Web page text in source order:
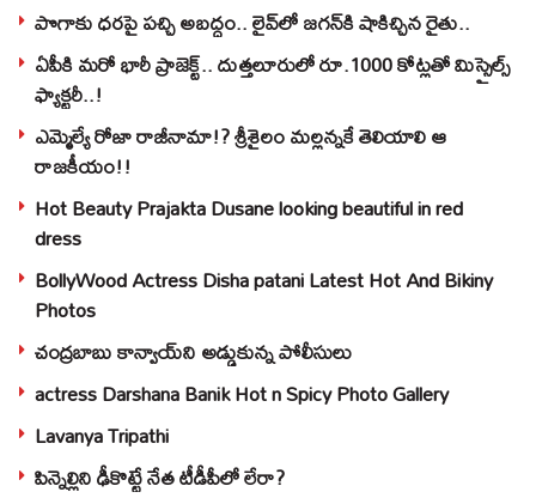
పొగాకు ధరపై పచ్చి అబద్దం.. లైవ్‌లో జగన్‌కి షాకిచ్చిన రైతు..
ఏపీకి మరో భారీ ప్రాజెక్ట్.. దుత్తలూరులో రూ.1000 కోట్లతో మిస్సైల్స్
ఫ్యాక్టరీ..!
ఎమ్మెల్యే రోజా రాజీనామా!? శ్రీశైలం మల్లన్నకే తెలియాలి ఆ
రాజకీయం!!
Hot Beauty Prajakta Dusane looking beautiful in red
dress
BollyWood Actress Disha patani Latest Hot And Bikiny
Photos
చంద్రబాబు కాన్వాయ్‌ని అడ్డుకున్న పోలీసులు
actress Darshana Banik Hot n Spicy Photo Gallery
Lavanya Tripathi
పిన్నెల్లిని ఢీకొట్టే నేత టీడీపీలో లేరా?